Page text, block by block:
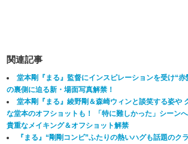
関連記事
堂本剛『まる』監督にインスピレーションを受け“赤
の裏側に迫る新・場面写真解禁！
堂本剛『まる』綾野剛＆森崎ウィンと談笑する姿や
な堂本のオフショットも！ 「特に難しかった」シーン
貴重なメイキング＆オフショット解禁
『まる』“剛剛コンビ”ふたりの熱いハグも話題のク